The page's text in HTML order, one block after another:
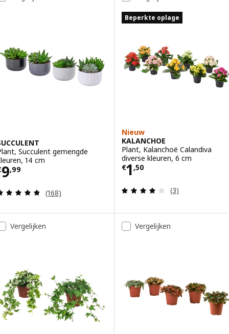
Succulent gemengde
14 cm
9,99 € 9,99
Beoordeling: 4.8 van 5 sterren. Totaal
(168)
Beperkte oplage
Nieuw
KALANCHOE
Plant, Kalanchoë Calandiva
diverse kleuren, 6 cm
€1 ,50
Prijs € 1,50
Beoordeling: 4
(3)
Vergelijken Vergelijken